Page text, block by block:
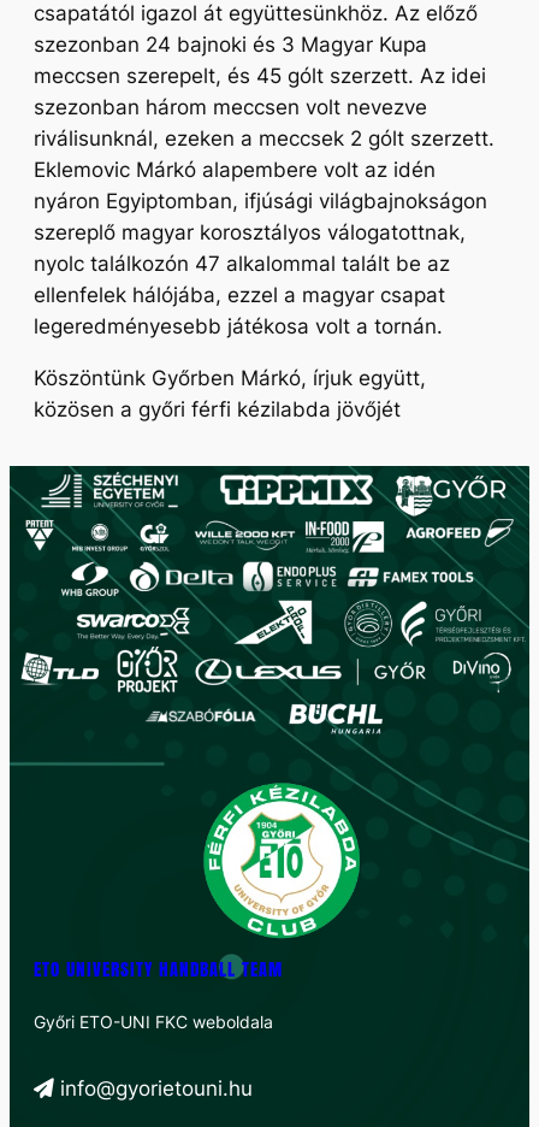
csapatától igazol át együttesünkhöz. Az előző
szezonban 24 bajnoki és 3 Magyar Kupa
meccsen szerepelt, és 45 gólt szerzett. Az idei
szezonban három meccsen volt nevezve
riválisunknál, ezeken a meccsek 2 gólt szerzett.
Eklemovic Márkó alapembere volt az idén
nyáron Egyiptomban, ifjúsági világbajnokságon
szereplő magyar korosztályos válogatottnak,
nyolc találkozón 47 alkalommal talált be az
ellenfelek hálójába, ezzel a magyar csapat
legeredményesebb játékosa volt a tornán.
Köszöntünk Győrben Márkó, írjuk együtt,
közösen a győri férfi kézilabda jövőjét
ETO UNIVERSITY HANDBALL TEAM
Győri ETO-UNI FKC weboldala
info@gyorietouni.hu